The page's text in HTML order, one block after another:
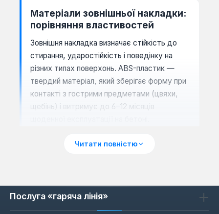
Матеріали зовнішньої накладки:
порівняння властивостей
Зовнішня накладка визначає стійкість до
стирання, ударостійкість і поведінку на
різних типах поверхонь. ABS-пластик —
твердий матеріал, який зберігає форму при
контакті з гострими предметами (цвяхи,
щебінь) і витримує до 6–12 місяців
тріскається при ударі під кутом і краще
для легких ремонтних робіт. Поліетилен
(PE) і поліпропілен (PP) легші, але менш
Читати повністю
Послуга «гаряча лінія»